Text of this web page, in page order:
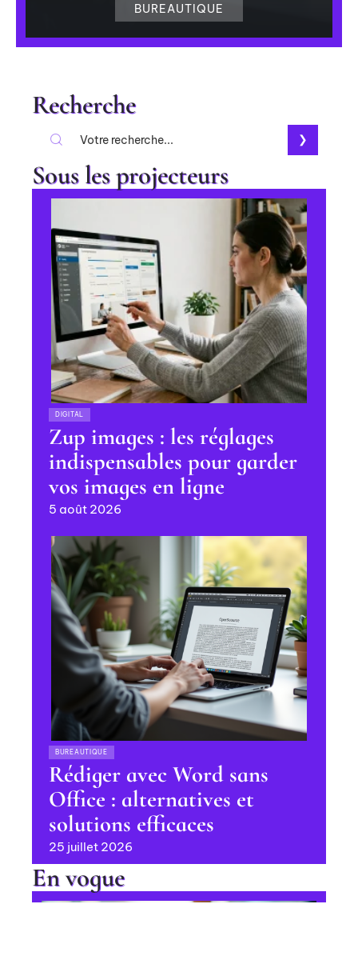
BUREAUTIQUE
Recherche
Sous les projecteurs
DIGITAL
Zup images : les réglages
indispensables pour garder
vos images en ligne
5 août 2026
BUREAUTIQUE
Rédiger avec Word sans
Office : alternatives et
solutions efficaces
25 juillet 2026
En vogue